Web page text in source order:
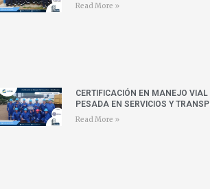
Read More »
CERTIFICACIÓN EN MANEJO
PESADA EN SERVICIOS Y
Read More »